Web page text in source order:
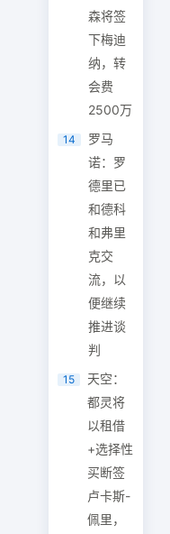
森将签
下梅迪
纳，转
会费
2500万
14
罗马
诺：罗
德里已
和德科
和弗里
克交
流，以
便继续
推进谈
判
15
天空：
都灵将
以租借
+选择性
买断签
卢卡斯-
佩里，